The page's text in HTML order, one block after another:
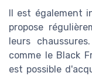
Il est également
propose
leurs
comme le Black
est possible